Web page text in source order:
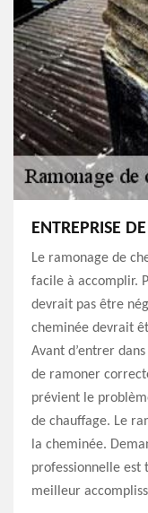
ENTREPRISE
Le ramonage de
facile à accomplir.
devrait pas être
cheminée devrait
Avant d’entrer
de ramoner
prévient le
de chauffage. Le
la cheminée.
professionnelle est
meilleur